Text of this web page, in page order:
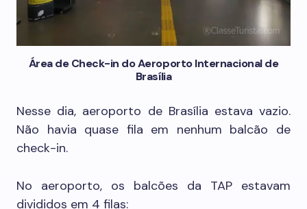
Área de Check-in do Aeroporto Internacional de
Brasília
Nesse dia, aeroporto de Brasília estava vazio.
Não havia quase fila em nenhum balcão de
check-in.
No aeroporto, os balcões da TAP estavam
divididos em 4 filas: